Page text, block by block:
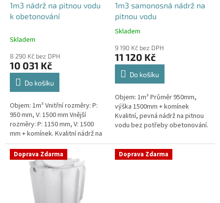
1m3 nádrž na pitnou vodu
k obetonování
Skladem
8 290 Kč bez DPH
10 031 Kč
Do košíku
Objem: 1m³ Vnitřní rozměry: P:
950 mm, V: 1500 mm Vnější
rozměry: P: 1150 mm, V: 1500
mm + komínek. Kvalitní nádrž na
pitnou vodu pod parkovací
stání. Průměr a umístění všech...
1m3 samonosná nádrž na
pitnou vodu
Průměrné
produktu
je
5,0
hvězdiček.
Skladem
9 190 Kč bez DPH
11 120 Kč
Do košíku
Objem: 1m³ Průměr 950mm,
výška 1500mm + komínek
Kvalitní, pevná nádrž na pitnou
vodu bez potřeby obetonování.
prostupů pro potrubí a hadice
specifikujte...
Doprava Zdarma Doprava Zdarma